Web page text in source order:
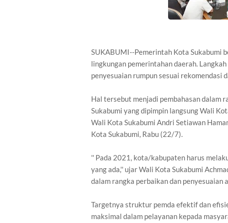
SUKABUMI--Pemerintah Kota Sukabumi
lingkungan pemerintahan daerah.
penyesuaian rumpun sesuai rekomendasi
Hal tersebut menjadi pembahasan dalam
Sukabumi yang dipimpin langsung Wali
Wali Kota Sukabumi Andri Setiawan
Kota Sukabumi, Rabu (22/7).
'' Pada 2021, kota/kabupaten harus
yang ada,'' ujar Wali Kota Sukabumi
dalam rangka perbaikan dan penyesuaian
Targetnya struktur pemda efektif dan
maksimal dalam pelayanan kepada